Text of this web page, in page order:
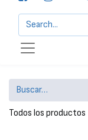
Todos los productos